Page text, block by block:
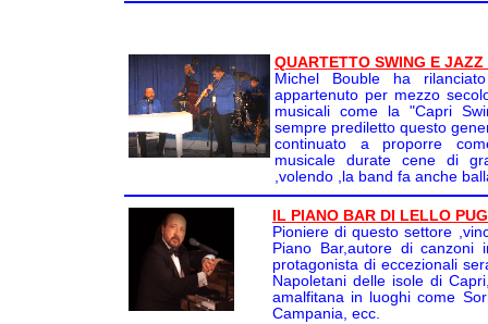
QUARTETTO SWING E
Michel Bouble ha
appartenuto per mezzo
musicali come la "Capri
sempre prediletto questo
continuato a proporre
musicale durate cene di
,volendo ,la band fa anche
IL PIANO BAR DI LELLO
Pioniere di questo settore
Piano Bar,autore di
protagonista di eccezionali
Napoletani delle isole di
amalfitana in luoghi come
Campania, ecc.